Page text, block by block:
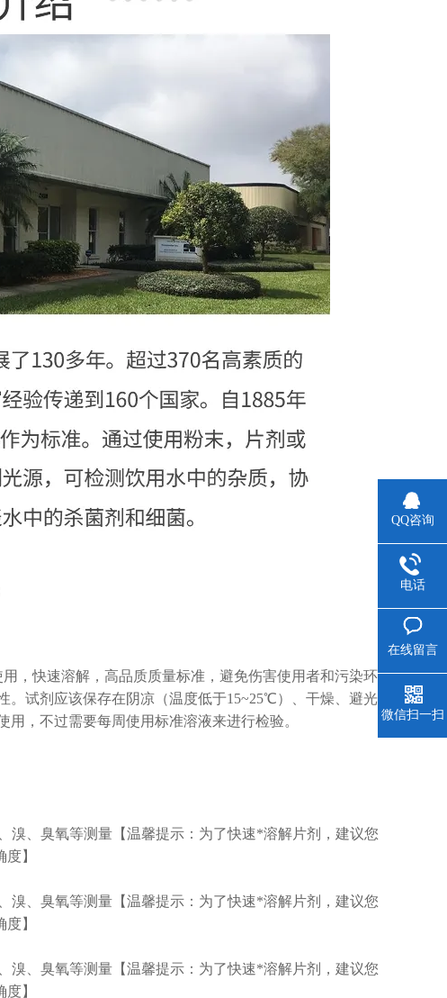
，快速溶解，高品质质量标准，避免伤害使用者和污染环
试剂应该保存在阴凉（温度低于15~25℃）、干燥、避光位
，不过需要每周使用标准溶液来进行检验。
溴、臭氧等测量【温馨提示：为了快速*溶解片剂，建议您
】
溴、臭氧等测量【温馨提示：为了快速*溶解片剂，建议您
】
溴、臭氧等测量【温馨提示：为了快速*溶解片剂，建议您
】
QQ咨询
电话
在线留言
微信扫一扫